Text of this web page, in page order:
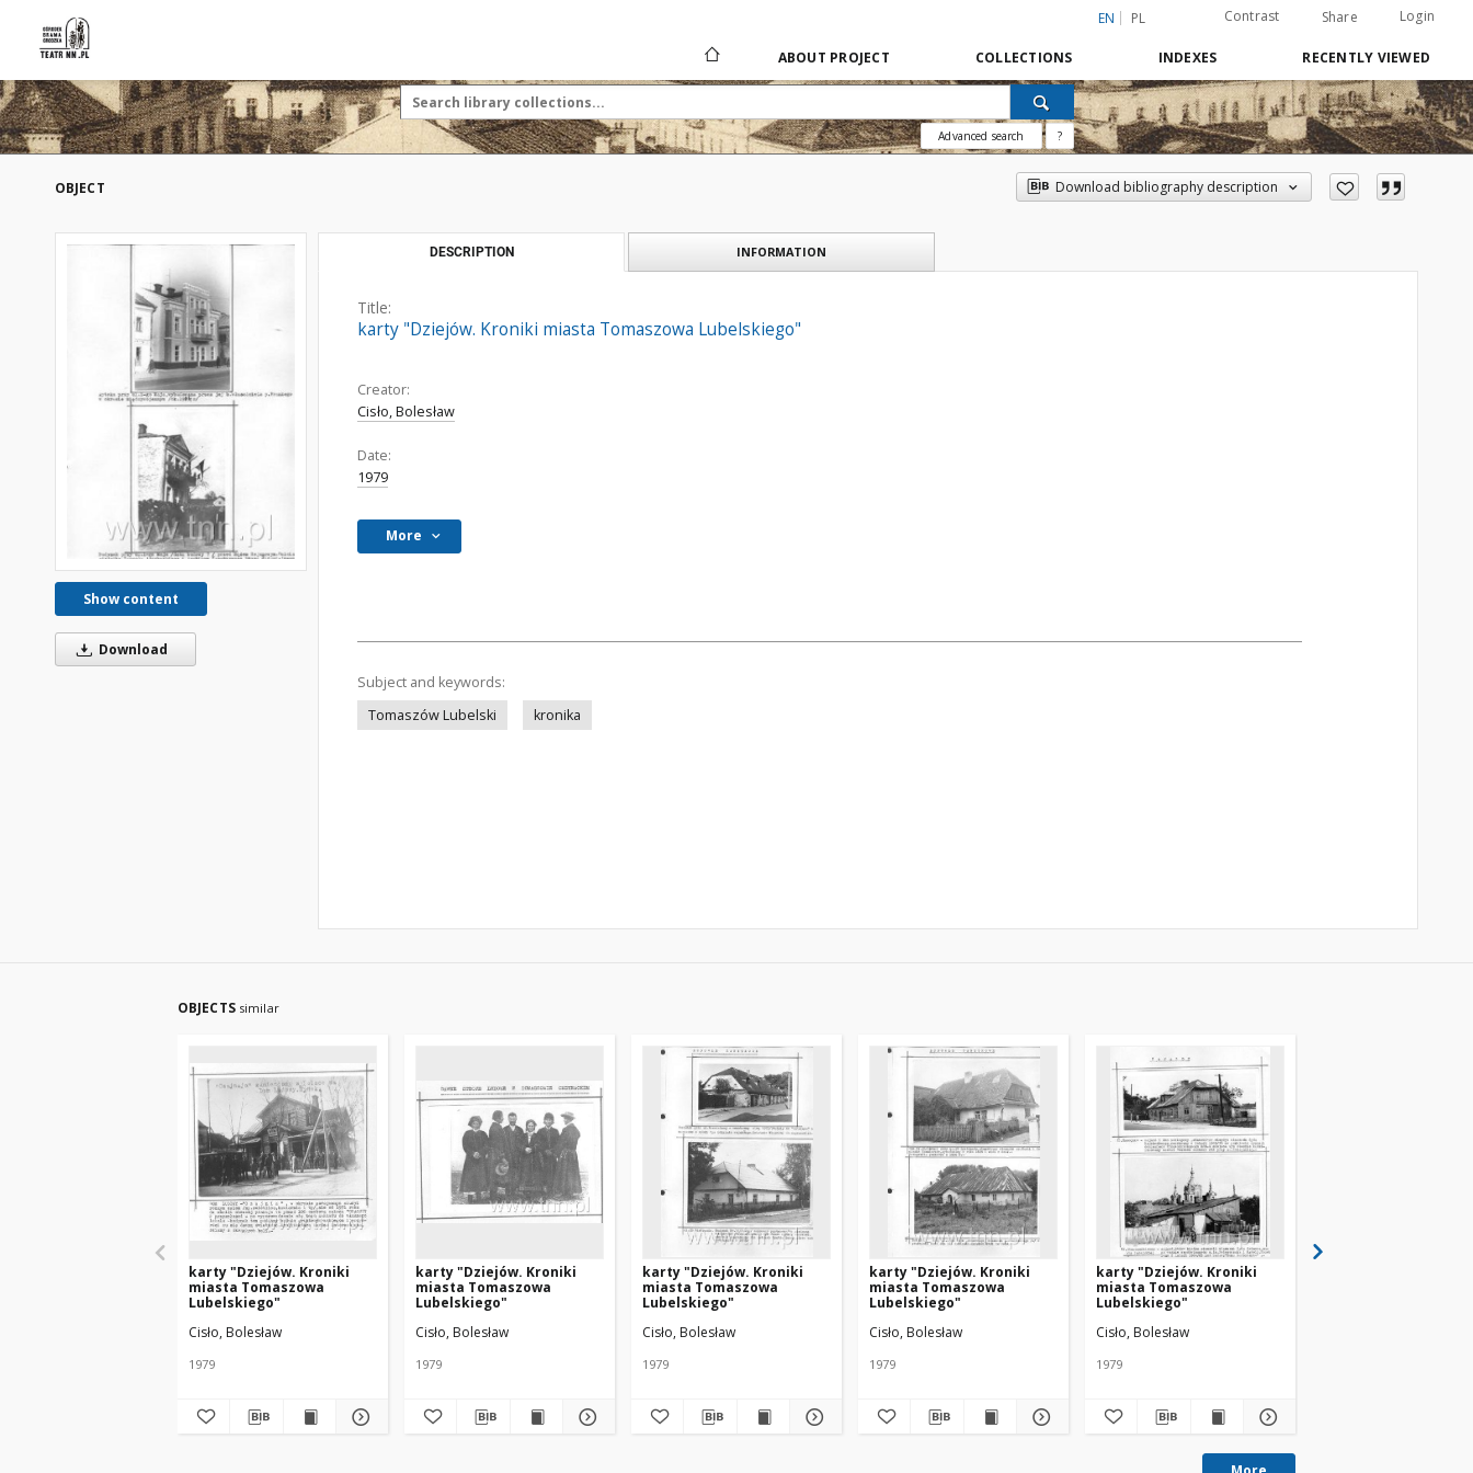
EN PL Contrast Share Login
ABOUT PROJECT COLLECTIONS INDEXES RECENTLY VIEWED
Advanced search ?
OBJECT Download bibliography description
Show content
Download
DESCRIPTION INFORMATION
Title:
karty "Dziejów. Kroniki miasta Tomaszowa Lubelskiego"
Creator:
Cisło, Bolesław
Date:
1979
More
Subject and keywords:
Tomaszów Lubelski
kronika
OBJECTS similar
karty "Dziejów. Kroniki
miasta Tomaszowa
Lubelskiego"
Cisło, Bolesław
1979
karty "Dziejów. Kroniki
miasta Tomaszowa
Lubelskiego"
Cisło, Bolesław
1979
karty "Dziejów. Kroniki
miasta Tomaszowa
Lubelskiego"
Cisło, Bolesław
1979
karty "Dziejów. Kroniki
miasta Tomaszowa
Lubelskiego"
Cisło, Bolesław
1979
karty "Dziejów. Kroniki
miasta Tomaszowa
Lubelskiego"
Cisło, Bolesław
1979